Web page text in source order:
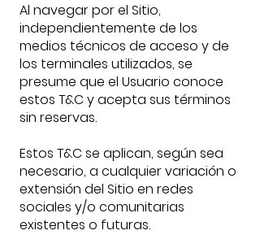
Al navegar por el Sitio,
independientemente de los
medios técnicos de acceso y de
los terminales utilizados, se
presume que el Usuario conoce
estos T&C y acepta sus términos
sin reservas.
Estos T&C se aplican, según sea
necesario, a cualquier variación o
extensión del Sitio en redes
sociales y/o comunitarias
existentes o futuras.